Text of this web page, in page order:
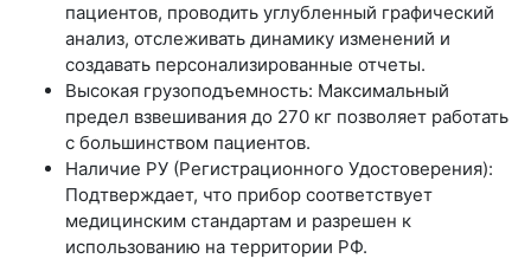
пациентов, проводить углубленный графический
анализ, отслеживать динамику изменений и
создавать персонализированные отчеты.
Высокая грузоподъемность: Максимальный
предел взвешивания до 270 кг позволяет работать
с большинством пациентов.
Наличие РУ (Регистрационного Удостоверения):
Подтверждает, что прибор соответствует
медицинским стандартам и разрешен к
использованию на территории РФ.